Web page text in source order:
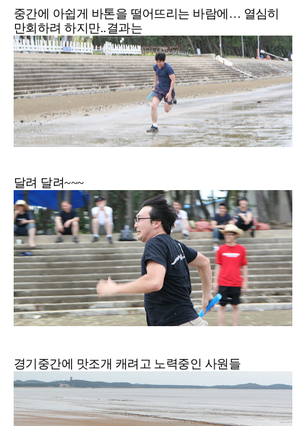
중간에 아쉽게 바톤을 떨어뜨리는 바람에… 열심히
만회하려 하지만..결과는
달려 달려~~~
경기중간에 맛조개 캐려고 노력중인 사원들